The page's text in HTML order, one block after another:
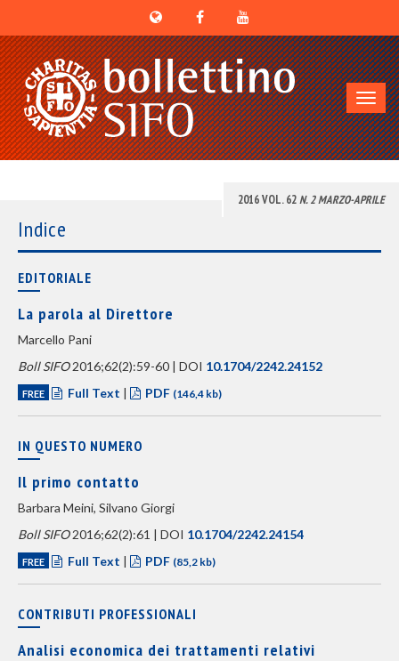
2016 VOL. 62N. 2 MARZO-APRILE
Indice
EDITORIALE
La parola al Direttore
Marcello Pani
Boll SIFO2016;62(2):59-60 | DOI 10.1704/2242.24152
FREE Full Text | PDF (146,4 kb)
IN QUESTO NUMERO
Il primo contatto
Barbara Meini, Silvano Giorgi
Boll SIFO2016;62(2):61 | DOI 10.1704/2242.24154
FREE Full Text | PDF (85,2 kb)
CONTRIBUTI PROFESSIONALI
Analisi economica dei trattamenti relativi